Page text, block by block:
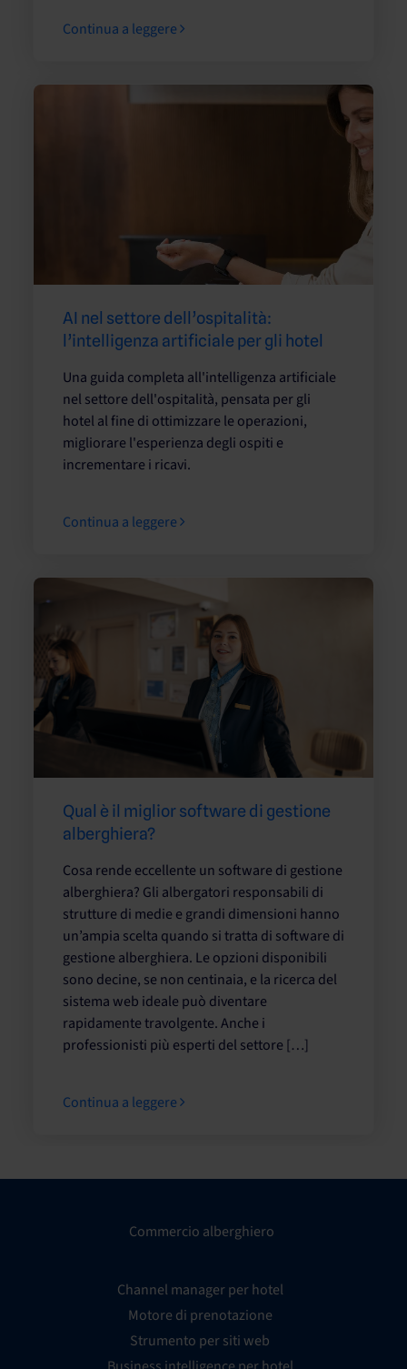
Continua a leggere
AI nel settore dell’ospitalità:
l’intelligenza artificiale per gli hotel
Una guida completa all'intelligenza artificiale
nel settore dell'ospitalità, pensata per gli
hotel al fine di ottimizzare le operazioni,
migliorare l'esperienza degli ospiti e
incrementare i ricavi.
Continua a leggere
Qual è il miglior software di gestione
alberghiera?
Cosa rende eccellente un software di gestione
alberghiera? Gli albergatori responsabili di
strutture di medie e grandi dimensioni hanno
un’ampia scelta quando si tratta di software di
gestione alberghiera. Le opzioni disponibili
sono decine, se non centinaia, e la ricerca del
sistema web ideale può diventare
rapidamente travolgente. Anche i
professionisti più esperti del settore […]
Continua a leggere
Commercio alberghiero
Channel manager per hotel
Motore di prenotazione
Strumento per siti web